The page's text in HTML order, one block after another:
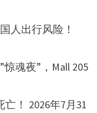
人出行风险！
魂夜”，Mall 205
！ 2026年7月31